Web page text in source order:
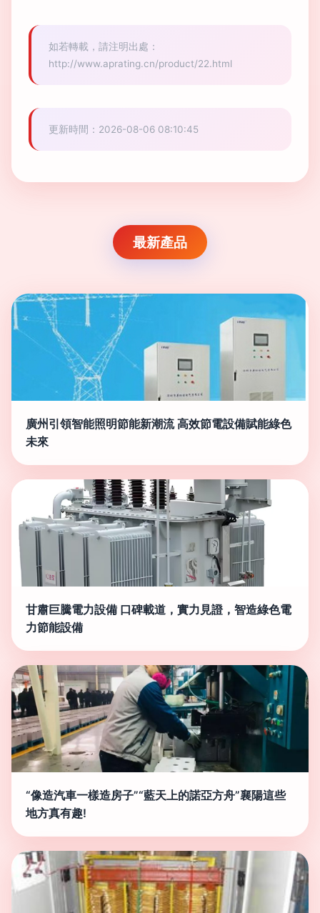
如若轉載，請注明出處：
http://www.aprating.cn/product/22.html
更新時間：2026-08-06 08:10:45
最新產品
廣州引領智能照明節能新潮流 高效節電設備賦能綠色
未來
甘肅巨騰電力設備 口碑載道，實力見證，智造綠色電
力節能設備
“像造汽車一樣造房子”“藍天上的諾亞方舟”襄陽這些
地方真有趣!